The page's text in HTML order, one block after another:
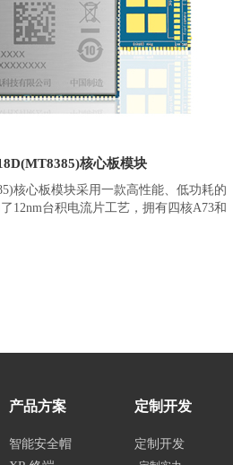
Touch、Camera*2、USBx2、UARTx3、
ADC、Keypad、GPIOs等。可外接多种外
LVDS/MIPI/EDP显示屏，3D人脸识别模
描、RFID、指纹、刷卡、安全加密、身
、高频超高频模块等等。
核心板模块
心板模块采用一款高性能、低功耗的
12nm台积电流片工艺，拥有四核A73和
产品方案
智能安全帽
定制开发
定制开发